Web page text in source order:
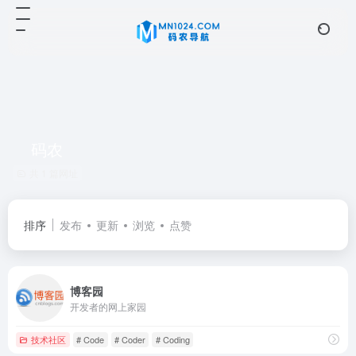
排序 发布 更新 浏览 点赞
博客园
开发者的网上家园
技术社区 # Code # Coder # Coding